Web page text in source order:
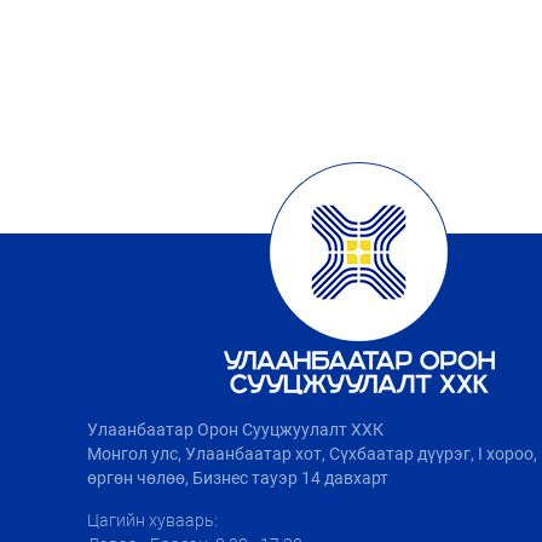
Улаанбаатар Орон Сууцжуулалт ХХК
Монгол улс, Улаанбаатар хот, Сүхбаатар дүүрэг, I
өргөн чөлөө, Бизнес тауэр 14 давхарт
Цагийн хуваарь: